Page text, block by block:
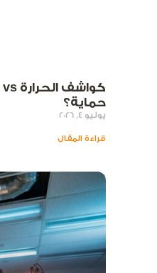
حماية؟
يوليو 4, 2026
قراءة المقال